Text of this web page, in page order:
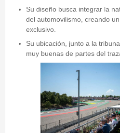
Su diseño busca integrar la
del automovilismo, creando
exclusivo.
Su ubicación, junto a la
muy buenas de partes del